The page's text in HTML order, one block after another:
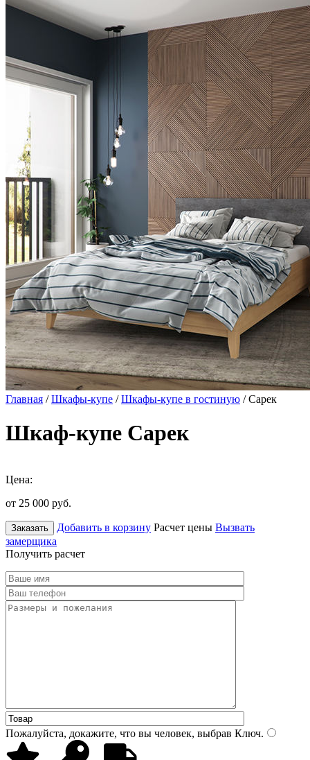
Главная /Шкафы-купе /Шкафы-купе в гостиную / Сарек
Шкаф-купе Сарек
Цена:
от 25 000 руб.
Заказать Добавить в корзину Расчет цены Вызвать
замерщика
Получить расчет
Пожалуйста, докажите, что вы человек, выбрав Ключ.